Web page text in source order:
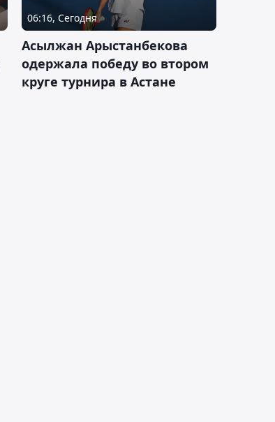
06:16, Сегодня
Асылжан Арыстанбекова
одержала победу во втором
круге турнира в Астане